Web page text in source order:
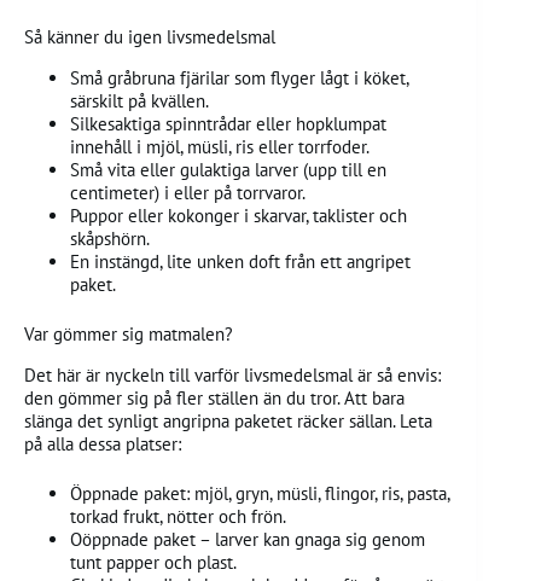
Så känner du igen livsmedelsmal
Små gråbruna fjärilar som flyger lågt i köket,
särskilt på kvällen.
Silkesaktiga spinntrådar eller hopklumpat
innehåll i mjöl, müsli, ris eller torrfoder.
Små vita eller gulaktiga larver (upp till en
centimeter) i eller på torrvaror.
Puppor eller kokonger i skarvar, taklister och
skåpshörn.
En instängd, lite unken doft från ett angripet
paket.
Var gömmer sig matmalen?
Det här är nyckeln till varför livsmedelsmal är så envis:
den gömmer sig på fler ställen än du tror. Att bara
slänga det synligt angripna paketet räcker sällan. Leta
på alla dessa platser:
Öppnade paket: mjöl, gryn, müsli, flingor, ris, pasta,
torkad frukt, nötter och frön.
Oöppnade paket – larver kan gnaga sig genom
tunt papper och plast.